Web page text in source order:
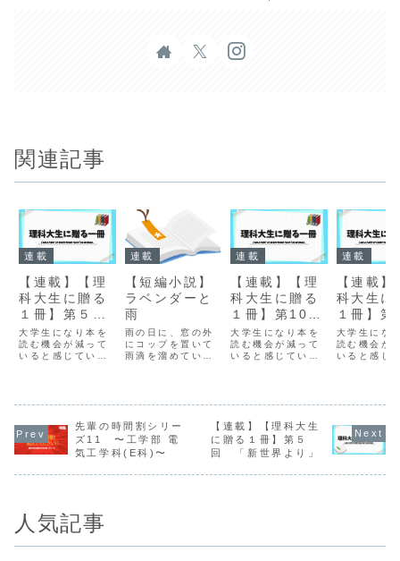
関連記事
連載
【連載】【理
科大生に贈る
１冊】第５
回 「新世界
より」
大学生になり本を
読む機会が減って
いると感じていま
ようという企画で
す。人それぞれの
違った本への感じ
方を共有できたら
連載
【短編小説】
ラベンダーと
雨
雨の日に、窓の外
にコップを置いて
雨滴を溜めている
て、少し重たい。
開くとネームベル
トが撥（は）ねて
顔に水がかかる。
連載
【連載】【理
科大生に贈る
１冊】第10回
「完全版暗算
の達人」
大学生になり本を
読む機会が減って
いると感じていま
ようという企画で
す。人それぞれの
違った本への感じ
方を共有できたら
連載
【連載
科大生に
１冊】第
回 「グ
童話集」
大学生にな
読む機会が
いると感じ
ようという
す。人それ
違った本へ
先輩の時間割シリー
ズ11 〜工学部 電
気工学科(E科)〜
【連載】【理科大生
に贈る１冊】第５
回 「新世界より」
人気記事